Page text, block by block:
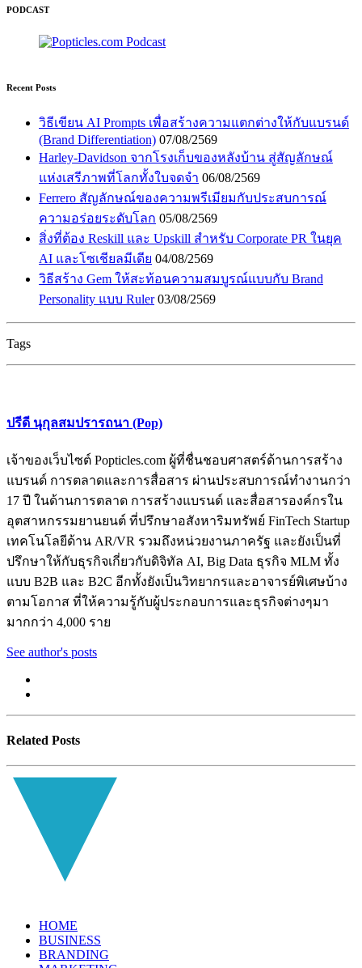
PODCAST
Recent Posts
วิธีเขียน AI Prompts เพื่อสร้างความแตกต่างให้กับแบรนด์
(Brand Differentiation) 07/08/2569
Harley-Davidson จากโรงเก็บของหลังบ้าน สู่สัญลักษณ์
แห่งเสรีภาพที่โลกทั้งใบจดจำ 06/08/2569
Ferrero สัญลักษณ์ของความพรีเมียมกับประสบการณ์
ความอร่อยระดับโลก 05/08/2569
สิ่งที่ต้อง Reskill และ Upskill สำหรับ Corporate PR ในยุค
AI และโซเชียลมีเดีย 04/08/2569
วิธีสร้าง Gem ให้สะท้อนความสมบูรณ์แบบกับ Brand
Personality แบบ Ruler 03/08/2569
Tags
ปรีดี นุกุลสมปรารถนา (Pop)
เจ้าของเว็บไซต์ Popticles.com ผู้ที่ชื่นชอบศาสตร์ด้านการสร้าง
แบรนด์ การตลาดและการสื่อสาร ผ่านประสบการณ์ทำงานกว่า
17 ปี ในด้านการตลาด การสร้างแบรนด์ และสื่อสารองค์กรใน
อุตสาหกรรมยานยนต์ ที่ปรึกษาอสังหาริมทรัพย์ FinTech Startup
เทคโนโลยีด้าน AR/VR รวมถึงหน่วยงานภาครัฐ และยังเป็นที่
ปรึกษาให้กับธุรกิจเกี่ยวกับดิจิทัล AI, Big Data ธุรกิจ MLM ทั้ง
แบบ B2B และ B2C อีกทั้งยังเป็นวิทยากรและอาจารย์พิเศษบ้าง
ตามโอกาส ที่ให้ความรู้กับผู้ประกอบการและธุรกิจต่างๆมา
มากกว่า 4,000 ราย
See author's posts
Related Posts
HOME
BUSINESS
BRANDING